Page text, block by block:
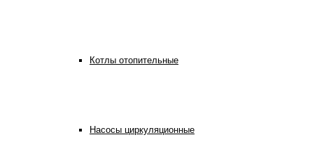
Котлы отопительные
Насосы циркуляционные